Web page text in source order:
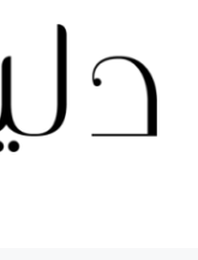
المحتوى